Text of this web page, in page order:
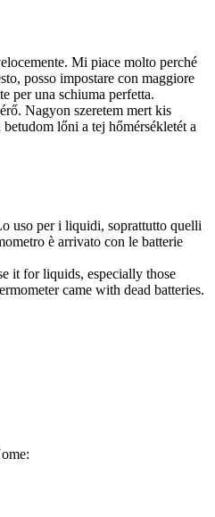
Mi piace molto perché
posso impostare con maggiore
per una schiuma perfetta.
Nagyon szeretem mert kis
lőni a tej hőmérsékletét a
uso per i liquidi, soprattutto quelli
è arrivato con le batterie
it for liquids, especially those
came with dead batteries.